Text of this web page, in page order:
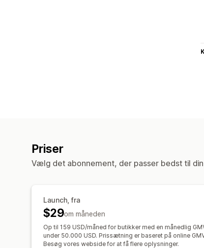
Priser
Vælg det abonnement, der passer bedst til
Launch, fra
$29om måneden
Op til 159 USD/måned for butikker med en månedlig
under 50.000 USD. Prissætning er baseret på online
Besøg vores webside for at få flere oplysninger.